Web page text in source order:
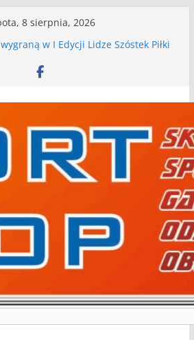
8 sierpnia, 2026
w I Edycji Lidze Szóstek Piłki
zespoły w toku przygotowań
kontrolne naszych piłkarskich
pierwszą edycję Ligi Szóstek w
kolejne gry kontrolne, piłkarskie
nami